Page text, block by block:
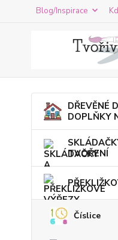
Blog/Inspirace
DŘEVĚNÉ
DOPLŇKY
TVOŘENÍ
Číslice